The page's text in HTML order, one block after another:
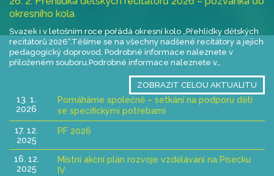
okresního kola
Svazek i v letošním roce pořádá okresní kolo „Přehlídky dětských
recitátorů 2026“.Těšíme se na všechny nadšené recitátory a jejich
pedagogický doprovod. Podrobné informace naleznete v
přiloženém souboru.Podrobné informace naleznete v…
ZOBRAZIT CELOU AKTUALITU
13. 1.
2026
Pomáháme společně – setkání na podporu dětí
se specifickými potřebami
17. 12.
2025
PF 2026
16. 12.
2025
Místní akční plán rozvoje vzdělávání na Písecku
IV